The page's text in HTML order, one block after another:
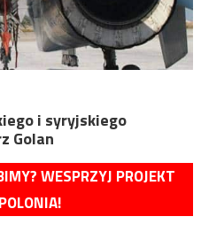
i syryjskiego
Golan
WESPRZYJ PROJEKT